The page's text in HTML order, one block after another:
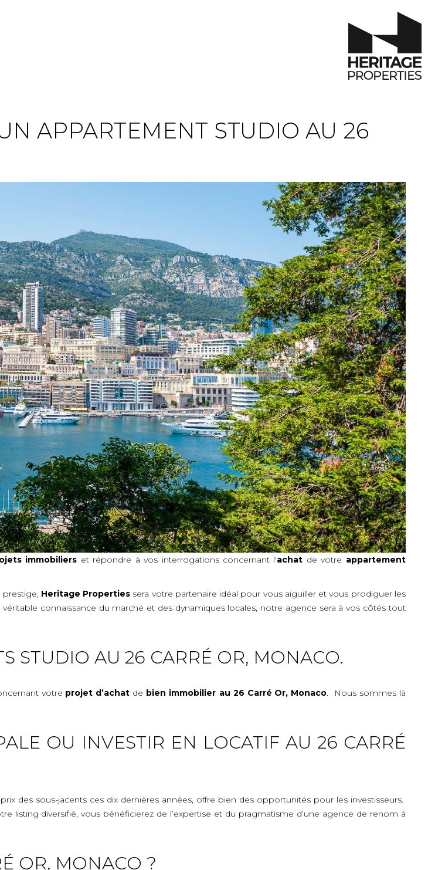
APPARTEMENT STUDIO AU 26
immobiliers et répondre à vos interrogations concernant l'achat de votre appartement
prestige, Heritage Properties sera votre partenaire idéal pour vous aiguiller et vous prodiguer les
véritable connaissance du marché et des dynamiques locales, notre agence sera à vos côtés tout
STUDIO AU 26 CARRÉ OR, MONACO.
votre projet d’achat de bien immobilier au 26 Carré Or, Monaco. Nous sommes là
OU INVESTIR EN LOCATIF AU 26 CARRÉ
des sous-jacents ces dix dernières années, offre bien des opportunités pour les investisseurs.
listing diversifié, vous bénéficierez de l’expertise et du pragmatisme d’une agence de renom à
OR, MONACO ?